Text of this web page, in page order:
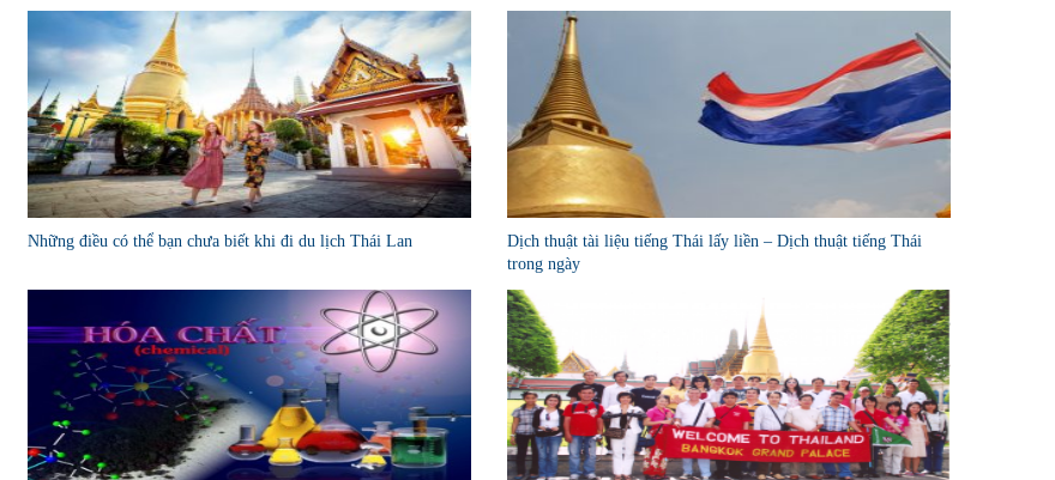
Những điều có thể bạn chưa biết khi đi du lịch Thái Lan
Dịch thuật tài liệu tiếng Thái lấy liền – Dịch thuật tiếng Thái
trong ngày